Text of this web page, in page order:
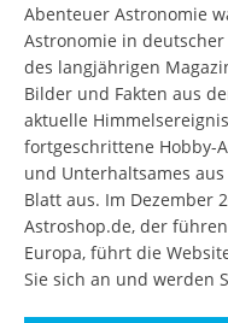
Abenteuer Astronomie
Astronomie in
des langjährigen
Bilder und Fakten aus
aktuelle
fortgeschrittene Hobby-
und Unterhaltsames
Blatt aus. Im Dezember
Astroshop.de, der
Europa, führt die
Sie sich an und werden